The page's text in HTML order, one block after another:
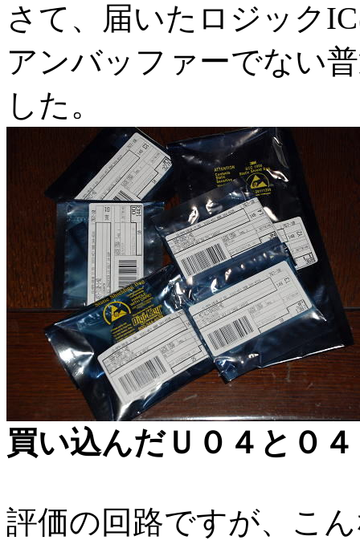
さて、届いたロジック
アンバッファーでない
した。
買い込んだＵ０４と０
評価の回路ですが、こ